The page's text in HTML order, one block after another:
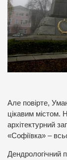
Але повірте,
цікавим містом.
архітектурний
«Софіївка» –
Дендрологічний